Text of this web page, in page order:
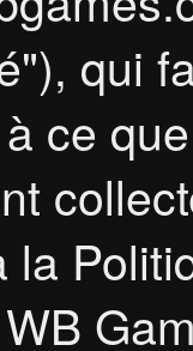
qui
ce
la